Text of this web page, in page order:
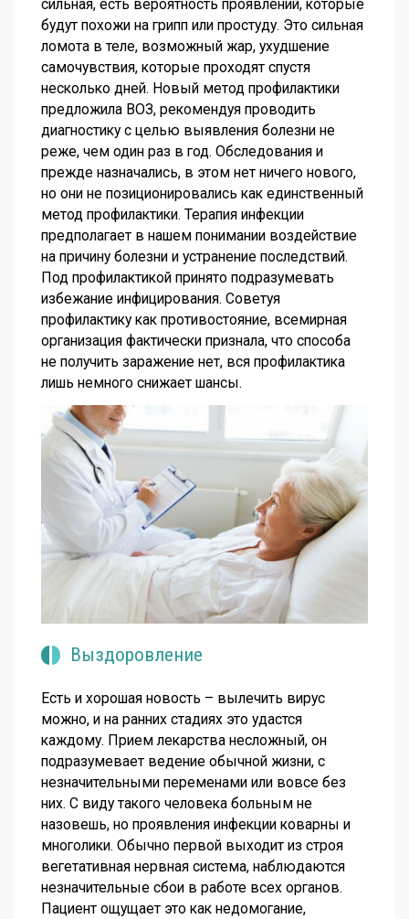
сильная, есть вероятность проявлений, которые
будут похожи на грипп или простуду. Это сильная
ломота в теле, возможный жар, ухудшение
самочувствия, которые проходят спустя
несколько дней. Новый метод профилактики
предложила ВОЗ, рекомендуя проводить
диагностику с целью выявления болезни не
реже, чем один раз в год. Обследования и
прежде назначались, в этом нет ничего нового,
но они не позиционировались как единственный
метод профилактики. Терапия инфекции
предполагает в нашем понимании воздействие
на причину болезни и устранение последствий.
Под профилактикой принято подразумевать
избежание инфицирования. Советуя
профилактику как противостояние, всемирная
организация фактически признала, что способа
не получить заражение нет, вся профилактика
лишь немного снижает шансы.
Выздоровление
Есть и хорошая новость – вылечить вирус
можно, и на ранних стадиях это удастся
каждому. Прием лекарства несложный, он
подразумевает ведение обычной жизни, с
незначительными переменами или вовсе без
них. С виду такого человека больным не
назовешь, но проявления инфекции коварны и
многолики. Обычно первой выходит из строя
вегетативная нервная система, наблюдаются
незначительные сбои в работе всех органов.
Пациент ощущает это как недомогание,